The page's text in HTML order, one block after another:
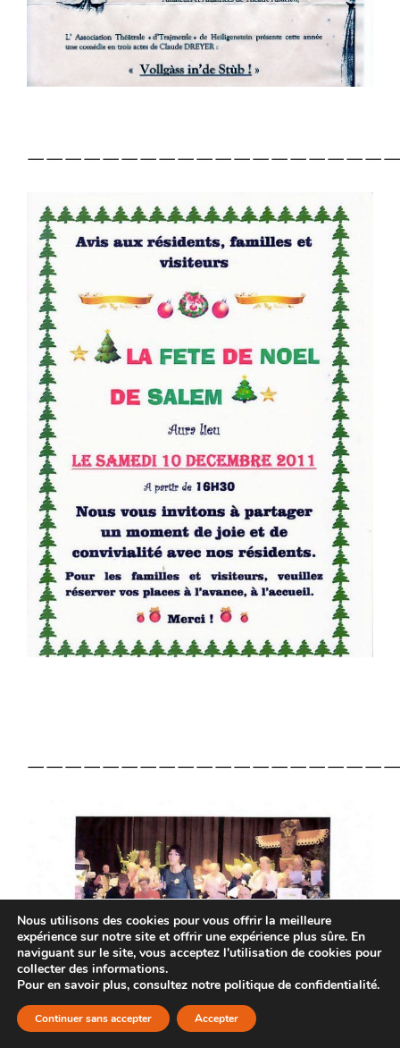
Nous utilisons des cookies pour vous offrir la meilleure
expérience sur notre site et offrir une expérience plus sûre. En
naviguant sur le site, vous acceptez l'utilisation de cookies pour
collecter des informations.
Pour en savoir plus, consultez notre politique de confidentialité.
Accepter
Continuer sans accepter